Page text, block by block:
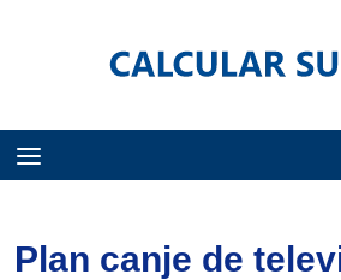
Plan canje de